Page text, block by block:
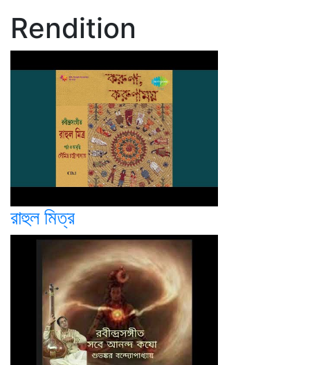
Rendition
রাহুল মিত্র